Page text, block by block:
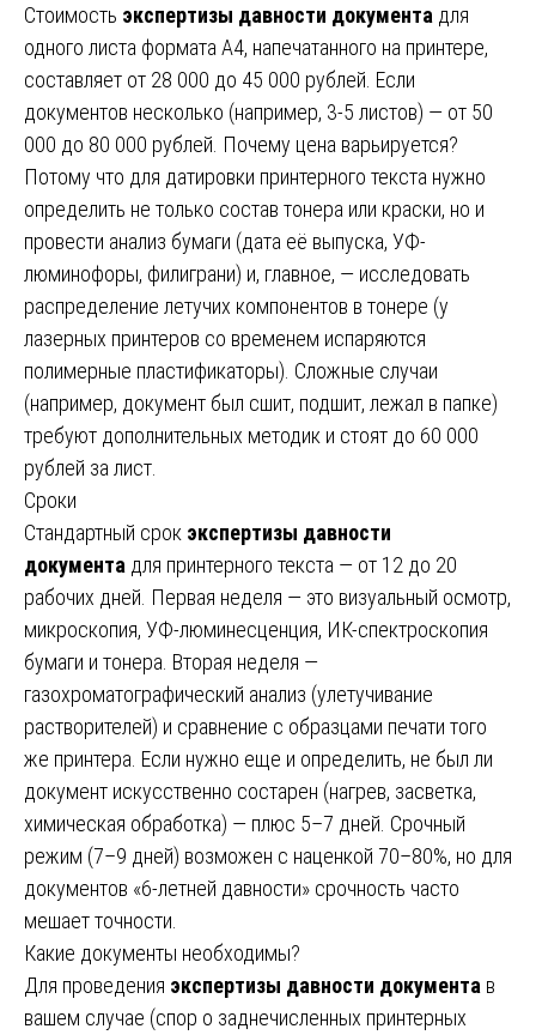
Стоимость экспертизы давности документа для
одного листа формата А4, напечатанного на принтере,
составляет от 28 000 до 45 000 рублей. Если
документов несколько (например, 3-5 листов) — от 50
000 до 80 000 рублей. Почему цена варьируется?
Потому что для датировки принтерного текста нужно
определить не только состав тонера или краски, но и
провести анализ бумаги (дата её выпуска, УФ-
люминофоры, филиграни) и, главное, — исследовать
распределение летучих компонентов в тонере (у
лазерных принтеров со временем испаряются
полимерные пластификаторы). Сложные случаи
(например, документ был сшит, подшит, лежал в папке)
требуют дополнительных методик и стоят до 60 000
рублей за лист.
Сроки
Стандартный срок экспертизы давности
документа для принтерного текста — от 12 до 20
рабочих дней. Первая неделя — это визуальный осмотр,
микроскопия, УФ-люминесценция, ИК-спектроскопия
бумаги и тонера. Вторая неделя —
газохроматографический анализ (улетучивание
растворителей) и сравнение с образцами печати того
же принтера. Если нужно еще и определить, не был ли
документ искусственно состарен (нагрев, засветка,
химическая обработка) — плюс 5–7 дней. Срочный
режим (7–9 дней) возможен с наценкой 70–80%, но для
документов «6-летней давности» срочность часто
мешает точности.
Какие документы необходимы?
Для проведения экспертизы давности документа в
вашем случае (спор о заднечисленных принтерных